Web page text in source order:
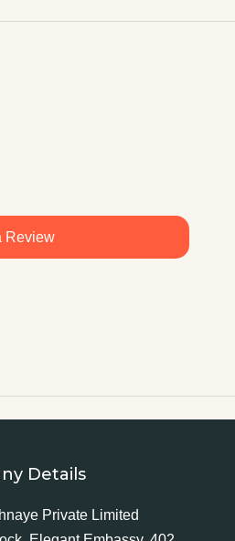
Review
Details
Private Limited